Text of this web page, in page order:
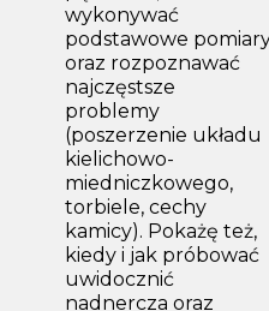
wykonywać
podstawowe
oraz rozpoznawać
najczęstsze
problemy
(poszerzenie układu
kielichowo-
miedniczkowego,
torbiele, cechy
kamicy). Pokażę też,
kiedy i jak próbować
uwidocznić
nadnercza oraz